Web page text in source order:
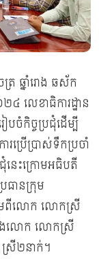
ត្រ ឆ្នាំរោង ឆស័ក
លេខាធិការដ្ឋាន
ៀបចំកិច្ចប្រជុំដើម្បី
ប្រើប្រាស់ទឹកប្រចាំ
ជុំនេះក្រោមអធិបតី
ធានក្រុម
រួមពីលោក លោកស្រី
ងលោក លោកស្រី
ស្រី២នាក់។